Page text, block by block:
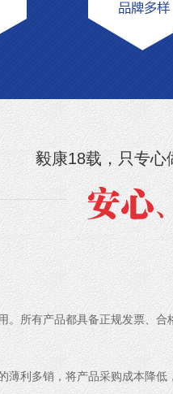
毅康18载，只专心
。所有产品都具备正规发票、合
薄利多销，将产品采购成本降低